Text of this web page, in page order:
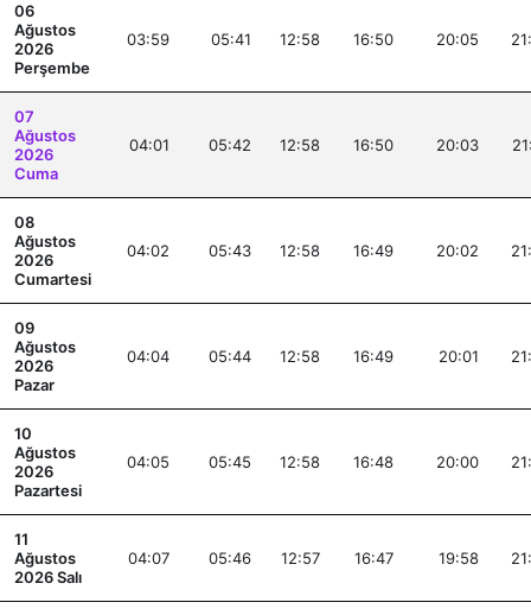
06
Ağustos
2026
Perşembe
03:59 05:41 12:58 16:50 20:05
07
Ağustos
2026
Cuma
04:01 05:42 12:58 16:50 20:03
08
Ağustos
2026
Cumartesi
04:02 05:43 12:58 16:49 20:02
09
Ağustos
2026
Pazar
04:04 05:44 12:58 16:49 20:01
10
Ağustos
2026
Pazartesi
04:05 05:45 12:58 16:48 20:00
11
Ağustos
2026 Salı
04:07 05:46 12:57 16:47 19:58